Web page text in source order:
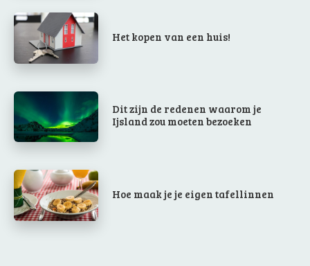
Het kopen van een huis!
Dit zijn de redenen waarom je
Ijsland zou moeten bezoeken
Hoe maak je je eigen tafellinnen